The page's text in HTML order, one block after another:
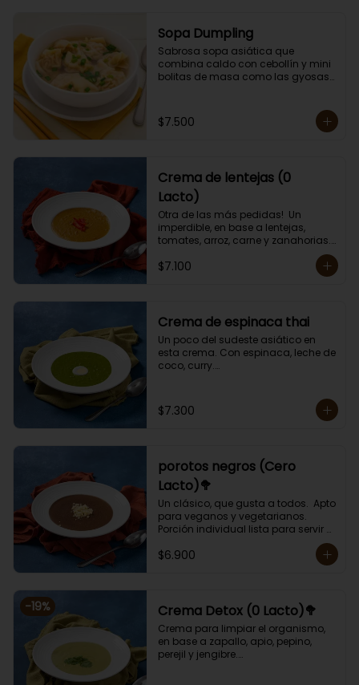
Sopa Dumpling
Sabrosa sopa asiática que
combina caldo con cebollín y mini
bolitas de masa como las gyosas
de 400 grs. Cero Lactosa.
$7.500
Crema de lentejas (0
Lacto)
Otra de las más pedidas!  Un
imperdible, en base a lentejas,
tomates, arroz, carne y zanahorias.
Porción individual lista para servir
de 400 grs. Cero lactosa.
$7.100
Crema de espinaca thai
Un poco del sudeste asiático en
esta crema. Con espinaca, leche de
coco, curry.
de 400 grs.
$7.300
porotos negros (Cero
Lacto)🥦
Un clásico, que gusta a todos.  Apto
para veganos y vegetarianos.
Porción individual lista para servir
$6.900
-19% Crema Detox (0 Lacto)🥦
Crema para limpiar el organismo,
en base a zapallo, apio, pepino,
perejil y jengibre.